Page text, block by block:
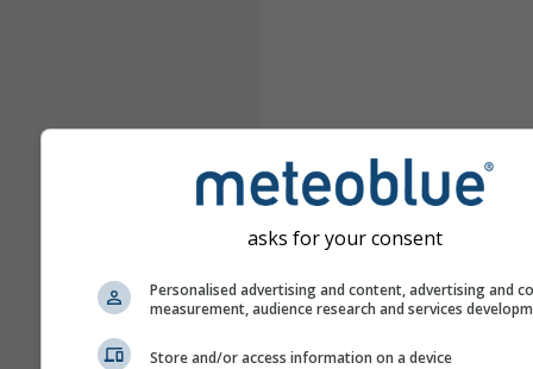
asks for your consent
Personalised advertising and content, advertising and
measurement, audience research and services
Store and/or access information on a device